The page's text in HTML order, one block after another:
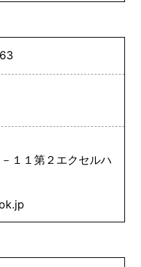
１１第２エクセルハ